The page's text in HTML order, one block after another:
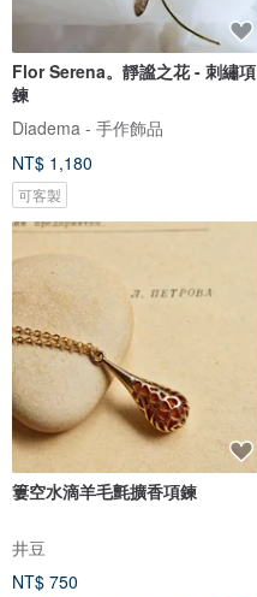
Flor Serena。靜謐之花 - 刺繡項
鍊
Diadema - 手作飾品
NT$ 1,180
可客製
簍空水滴羊毛氈擴香項鍊
井豆
NT$ 750